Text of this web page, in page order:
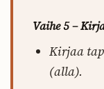
Vaihe 5 –
Kirjaa
(alla).